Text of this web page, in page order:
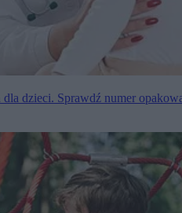
dzieci. Sprawdź numer